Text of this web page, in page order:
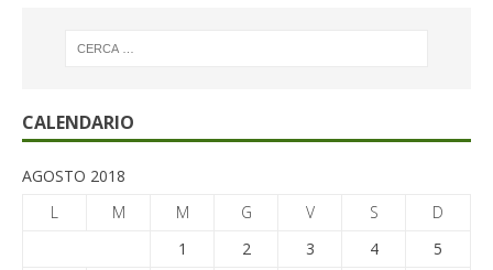
CALENDARIO
AGOSTO 2018
L
M M G V S
D
1
2 3 4
5